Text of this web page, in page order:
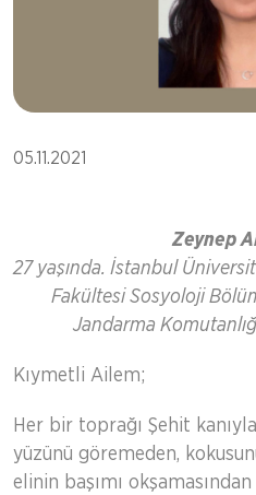
05.11.2021
Zeynep
27 yaşında. İstanbul
Fakültesi Sosyoloji
Jandarma
Kıymetli Ailem;
Her bir toprağı Şehit
yüzünü göremeden,
elinin başımı